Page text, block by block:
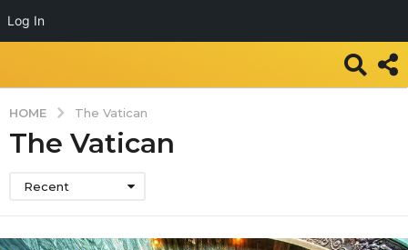
Log In
HOME The Vatican
The Vatican
Recent